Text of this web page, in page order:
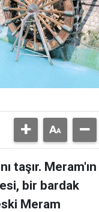
taşır. Meram'ın
bir bardak
Meram